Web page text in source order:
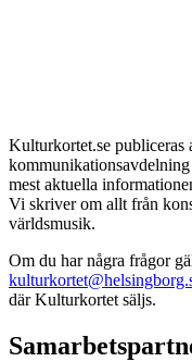
Kulturkortet.se
mest aktuella
Vi skriver om allt från
världsmusik.
Om du har några frågor
där Kulturkortet säljs.